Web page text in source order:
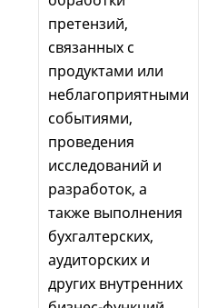
претензий,
связанных с
продуктами или
неблагоприятными
событиями,
проведения
исследований и
разработок, а
также выполнения
бухгалтерских,
аудиторских и
других внутренних